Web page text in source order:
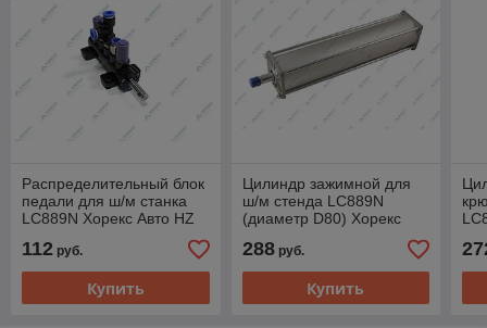
Распределительный блок
педали для ш/м станка
LC889N Хорекс Авто HZ
112 руб.
Купить
Цилиндр зажимной для
ш/м стенда LC889N
(диаметр D80) Хорекс
288руб.
Купить